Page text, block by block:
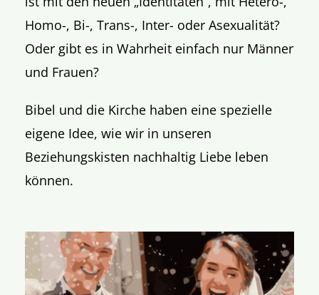
Homo-, Bi-, Trans-, Inter- oder Asexualität?
Oder gibt es in Wahrheit einfach nur Männer
und Frauen?
Bibel und die Kirche haben eine spezielle
eigene Idee, wie wir in unseren
Beziehungskisten nachhaltig Liebe leben
können.